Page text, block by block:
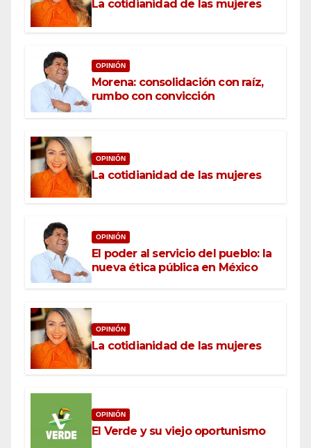
La cotidianidad de las mujeres
OPINIÓN
Morena: consolidación con raíz,
rumbo con convicción
OPINIÓN
La cotidianidad de las mujeres
OPINIÓN
El poder al servicio del pueblo: la
nueva ética pública en México
OPINIÓN
La cotidianidad de las mujeres
OPINIÓN
El Verde y su viejo oportunismo